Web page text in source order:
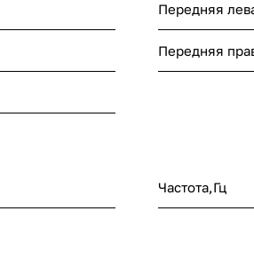
Передняя
Передняя
Частота,Гц